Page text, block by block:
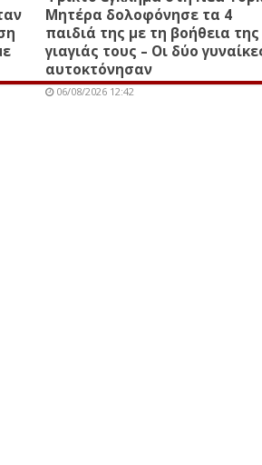
Μητέρα δολοφόνησε τα 4
παιδιά της με τη βοήθεια της
γιαγιάς τους – Οι δύο
αυτοκτόνησαν
06/08/2026 12:42